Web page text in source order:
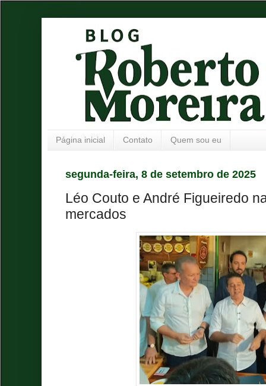
Página inicial Contato Quem sou eu
segunda-feira, 8 de setembro de 2025
Léo Couto e André Figueiredo
mercados